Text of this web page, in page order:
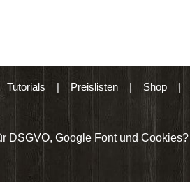
Tutorials | Preislisten| Shop|
DSGVO, Google Font und Cookies?